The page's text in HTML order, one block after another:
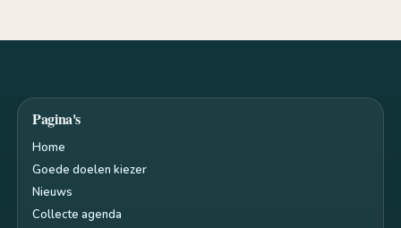
Pagina's
Home
Goede doelen kiezer
Nieuws
Collecte agenda